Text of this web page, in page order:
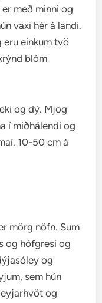
með minni og
vaxi hér á landi.
einkum tvö
blóm
og dý. Mjög
í miðhálendi og
10-50 cm á
mörg nöfn. Sum
og hófgresi og
og
sem hún
og